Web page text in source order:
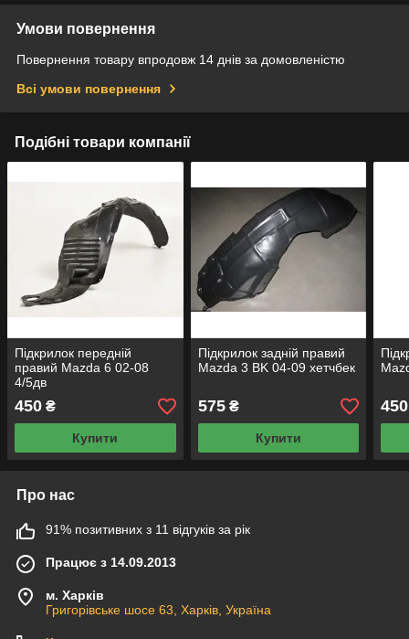
Умови повернення
Повернення товару впродовж 14 днів за домовленістю
Всі умови повернення
Подібні товари компанії
Підкрилок передній
правий Mazda 6 02-08
4/5дв
450 ₴
Купити
Підкрилок задній правий
Mazda 3 BK 04-09 хетчбек
575₴
Купити
450
Про нас
91% позитивних з 11 відгуків за рік
Працює з 14.09.2013
м. Харків
Григорівське шосе 63, Харків, Україна